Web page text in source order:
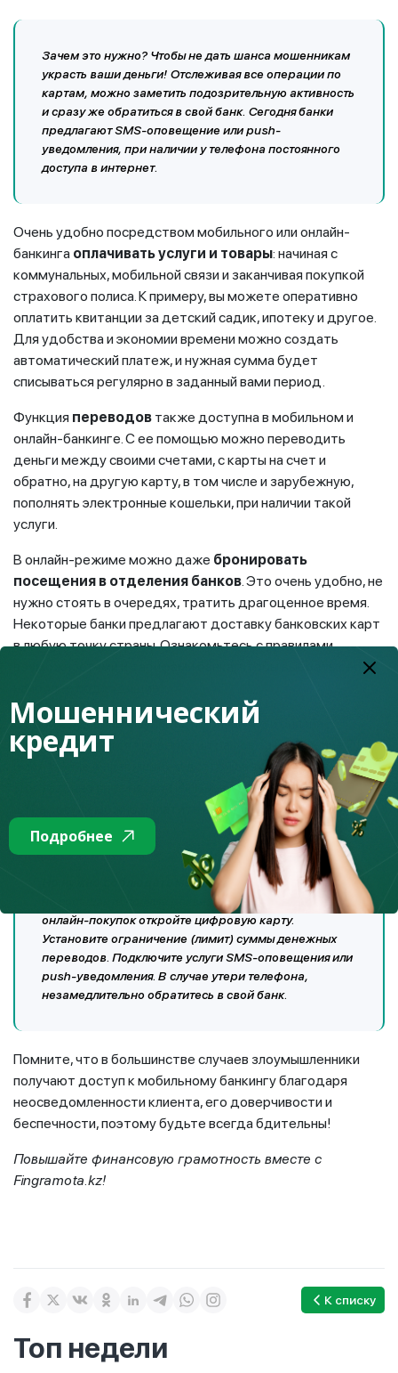
Зачем это нужно? Чтобы не дать шанса мошенникам
украсть ваши деньги! Отслеживая все операции по
картам, можно заметить подозрительную активность
и сразу же обратиться в свой банк. Сегодня банки
предлагают SMS-оповещение или push-
уведомления, при наличии у телефона постоянного
доступа в интернет.
Очень удобно посредством мобильного или онлайн-
банкинга оплачивать услуги и товары: начиная с
коммунальных, мобильной связи и заканчивая покупкой
страхового полиса. К примеру, вы можете оперативно
оплатить квитанции за детский садик, ипотеку и другое.
Для удобства и экономии времени можно создать
автоматический платеж, и нужная сумма будет
списываться регулярно в заданный вами период.
Функция переводов также доступна в мобильном и
онлайн-банкинге. С ее помощью можно переводить
деньги между своими счетами, с карты на счет и
обратно, на другую карту, в том числе и зарубежную,
пополнять электронные кошельки, при наличии такой
услуги.
В онлайн-режиме можно даже бронировать
посещения в отделения банков. Это очень удобно, не
нужно стоять в очередях, тратить драгоценное время.
Некоторые банки предлагают доставку банковских карт
в любую точку страны. Ознакомьтесь с правилами,
возможностями и тарифами банка, чтобы выбрать себе
Одной из удобных функций мобильного и онлайн-
банкинга является проверка штрафов за нарушение ПДД
и получение информации о другой задолженности.
Достаточно ввести свой ИИН и, в случае наличия
штрафов, их можно оплатить в режиме онлайн.
Но нужно соблюдать меры безопасности !Никому
не сообщайте полные реквизиты своей карты. Для
онлайн-покупок откройте цифровую карту.
Установите ограничение (лимит) суммы денежных
переводов. Подключите услуги SMS-оповещения или
push-уведомления. В случае утери телефона,
незамедлительно обратитесь в свой банк.
Помните, что в большинстве случаев злоумышленники
получают доступ к мобильному банкингу благодаря
неосведомленности клиента, его доверчивости и
беспечности, поэтому будьте всегда бдительны!
Повышайте финансовую грамотность вместе с
Fingramota.kz!
К списку
Топ недели
Мошеннический
кредит
Подробнее